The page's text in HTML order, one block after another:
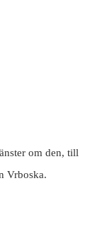
om den, till
Vrboska.